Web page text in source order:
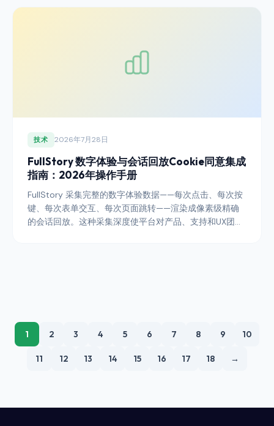
数据传输披露与该法及配套法规保持一致。
技术 2026年7月28日
FullStory 数字体验与会话回放Cookie同意集成
指南：2026年操作手册
FullStory 采集完整的数字体验数据——每次点击、每次按
键、每次表单交互、每次页面跳转——渲染成像素级精确
的会话回放。这种采集深度使平台对产品、支持和UX团队
1 2 3 4 5 6 7 8 9 10
11 12 13 14 15 16 17 18 →